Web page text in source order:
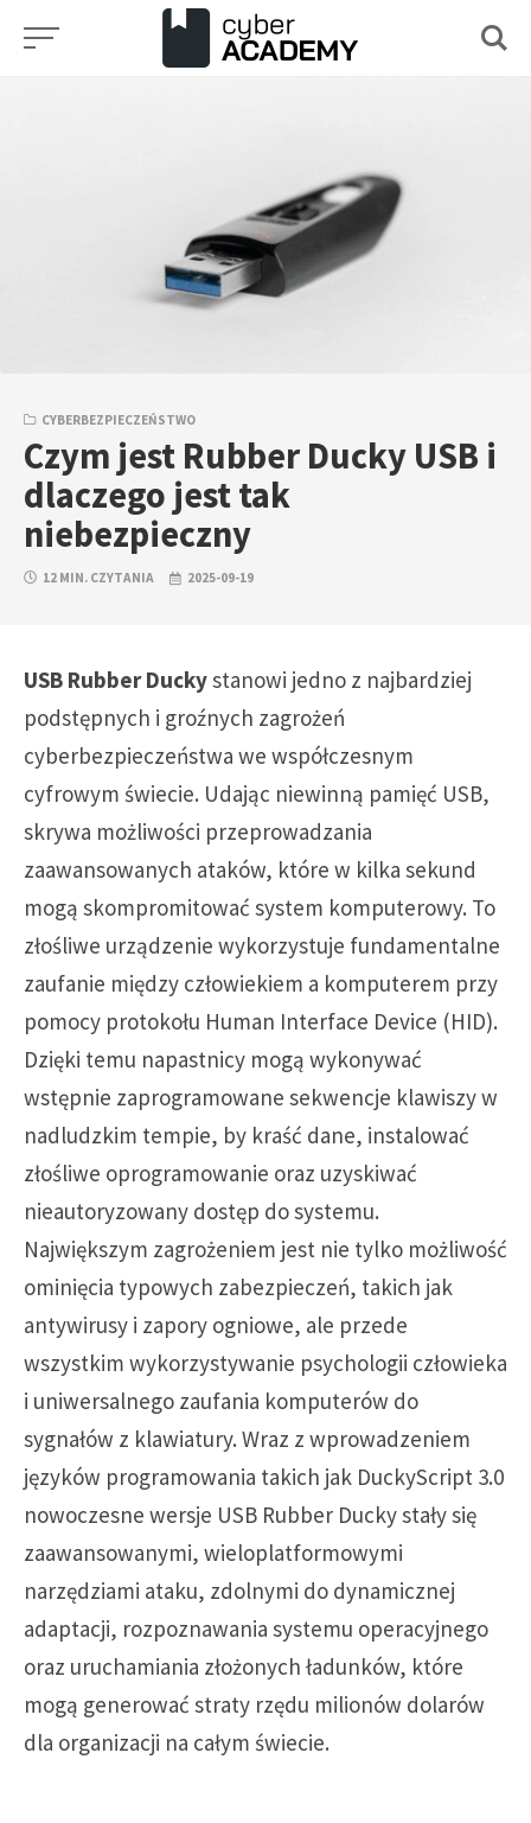
Przejdź
CYBERBEZPIECZEŃSTWO
Czym jest Rubber Ducky USB i
dlaczego jest tak
niebezpieczny
12 MIN. CZYTANIA 2025-09-19
USB Rubber Duckystanowi jedno z najbardziej
podstępnych i groźnych zagrożeń
cyberbezpieczeństwa we współczesnym
cyfrowym świecie. Udając niewinną pamięć USB,
skrywa możliwości przeprowadzania
zaawansowanych ataków, które w kilka sekund
mogą skompromitować system komputerowy. To
złośliwe urządzenie wykorzystuje fundamentalne
zaufanie między człowiekiem a komputerem przy
pomocy protokołu Human Interface Device (HID).
Dzięki temu napastnicy mogą wykonywać
wstępnie zaprogramowane sekwencje klawiszy w
nadludzkim tempie, by kraść dane, instalować
złośliwe oprogramowanie oraz uzyskiwać
nieautoryzowany dostęp do systemu.
Największym zagrożeniem jest nie tylko możliwość
ominięcia typowych zabezpieczeń, takich jak
antywirusy i zapory ogniowe, ale przede
wszystkim wykorzystywanie psychologii człowieka
i uniwersalnego zaufania komputerów do
sygnałów z klawiatury. Wraz z wprowadzeniem
języków programowania takich jak DuckyScript 3.0
nowoczesne wersje USB Rubber Ducky stały się
zaawansowanymi, wieloplatformowymi
narzędziami ataku, zdolnymi do dynamicznej
adaptacji, rozpoznawania systemu operacyjnego
oraz uruchamiania złożonych ładunków, które
mogą generować straty rzędu milionów dolarów
dla organizacji na całym świecie.